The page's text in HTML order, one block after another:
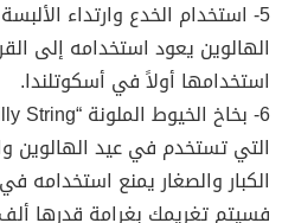
5- استخدام الخدع وارتداء
الهالوين يعود استخدامه إلى
استخدامها أولاً في أسكوتلندا.
التي تستخدم في عيد الهالوين
الكبار والصغار يمنع استخدامه
فسيتم تغريمك بغرامة قدرها